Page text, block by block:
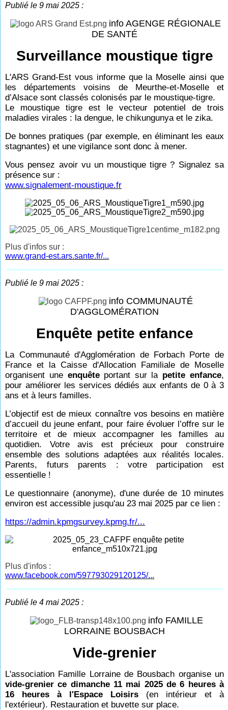
Publié le 9 mai 2025 :
info AGENGE RÉGIONALE
DE SANTÉ
Surveillance moustique tigre
L'ARS Grand-Est vous informe que la Moselle ainsi que
les départements voisins de Meurthe-et-Moselle et
d’Alsace sont classés colonisés par le moustique-tigre.
Le moustique tigre est le vecteur potentiel de trois
maladies virales : la dengue, le chikungunya et le zika.
De bonnes pratiques (par exemple, en éliminant les eaux
stagnantes) et une vigilance sont donc à mener.
Vous pensez avoir vu un moustique tigre ? Signalez sa
présence sur :
www.signalement-moustique.fr
Plus d'infos sur :
www.grand-est.ars.sante.fr/...
Publié le 9 mai 2025 :
info COMMUNAUTÉ
D'AGGLOMÉRATION
Enquête petite enfance
La Communauté d'Agglomération de Forbach Porte de
France et la Caisse d'Allocation Familiale de Moselle
organisent une enquêteportant sur la petite enfance,
pour améliorer les services dédiés aux enfants de 0 à 3
ans et à leurs familles.
L’objectif est de mieux connaître vos besoins en matière
d’accueil du jeune enfant, pour faire évoluer l’offre sur le
territoire et de mieux accompagner les familles au
quotidien. Votre avis est précieux pour construire
ensemble des solutions adaptées aux réalités locales.
Parents, futurs parents : votre participation est
essentielle !
Le questionnaire (anonyme), d'une durée de 10 minutes
environ est accessible jusqu'au 23 mai 2025 par ce lien :
https://admin.kpmgsurvey.kpmg.fr/...
Plus d'infos :
www.facebook.com/597793029120125/...
Publié le 4 mai 2025 :
info FAMILLE
LORRAINE BOUSBACH
Vide-grenier
L'association Famille Lorraine de Bousbach organise un
vide-grenier ce dimanche 11 mai 2025 de 6 heures à
16 heures à l'Espace Loisirs (en intérieur et à
l'extérieur). Restauration et buvette sur place.